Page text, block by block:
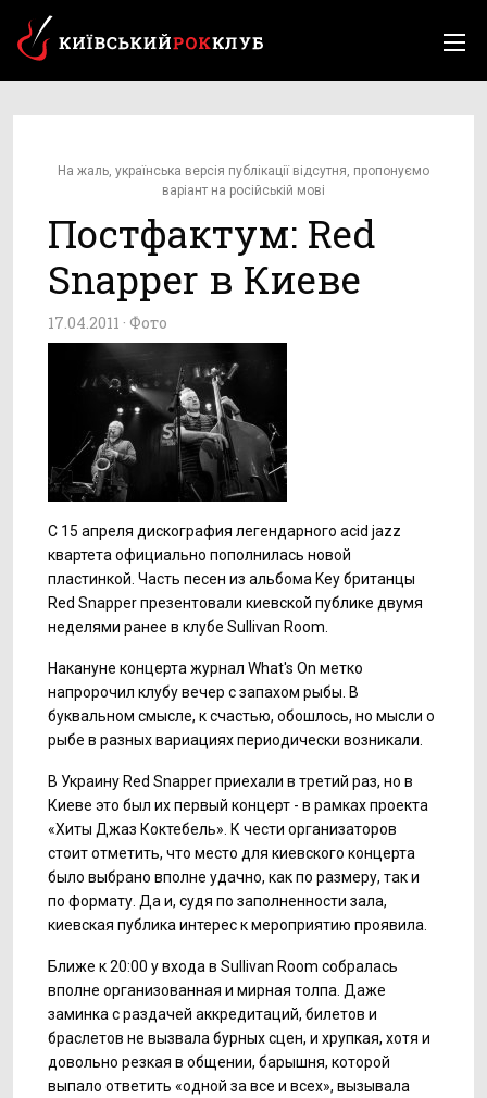
На жаль, українська версія публікації відсутня, пропонуємо
варіант на російській мові
Постфактум: Red
Snapper в Киеве
17.04.2011 · Фото
C 15 апреля дискография легендарного acid jazz
квартета официально пополнилась новой
пластинкой. Часть песен из альбома Key британцы
Red Snapper презентовали киевской публике двумя
неделями ранее в клубе Sullivan Room.
Накануне концерта журнал What's On метко
напророчил клубу вечер с запахом рыбы. В
буквальном смысле, к счастью, обошлось, но мысли о
рыбе в разных вариациях периодически возникали.
В Украину Red Snapper приехали в третий раз, но в
Киеве это был их первый концерт - в рамках проекта
«Хиты Джаз Коктебель». К чести организаторов
стоит отметить, что место для киевского концерта
было выбрано вполне удачно, как по размеру, так и
по формату. Да и, судя по заполненности зала,
киевская публика интерес к мероприятию проявила.
Ближе к 20:00 у входа в Sullivan Room собралась
вполне организованная и мирная толпа. Даже
заминка с раздачей аккредитаций, билетов и
браслетов не вызвала бурных сцен, и хрупкая, хотя и
довольно резкая в общении, барышня, которой
выпало ответить «одной за все и всех», вызывала